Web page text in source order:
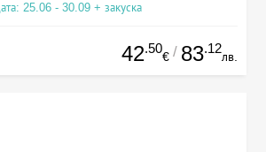
25.06 - 30.09 + закуска
42.50
€ / 83.12
лв.